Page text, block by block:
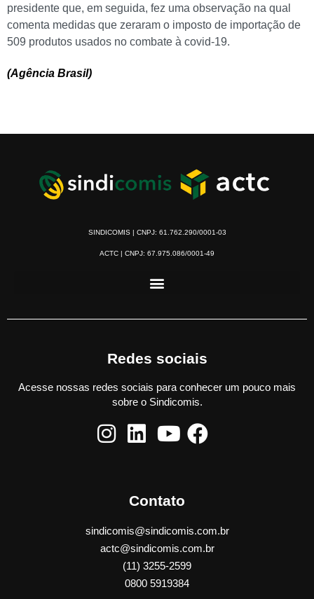
presidente que, em seguida, fez uma observação na qual
comenta medidas que zeraram o imposto de importação de
509 produtos usados no combate à covid-19.
(Agência Brasil)
SINDICOMIS | CNPJ: 61.762.290/0001-03
ACTC | CNPJ: 67.975.086/0001-49
Redes sociais
Acesse nossas redes sociais para conhecer um pouco mais
sobre o Sindicomis.
Contato
sindicomis@sindicomis.com.br
actc@sindicomis.com.br
(11) 3255-2599
0800 5919384